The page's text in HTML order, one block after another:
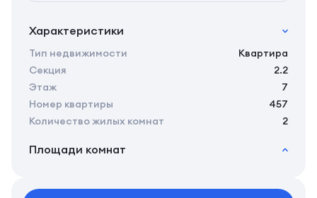
Характеристики
Тип недвижимости
Квартира
Секция
2.2
Этаж
7
Номер квартиры
457
Количество жилых комнат
2
Площади комнат
Жилая площадь 43.14 м